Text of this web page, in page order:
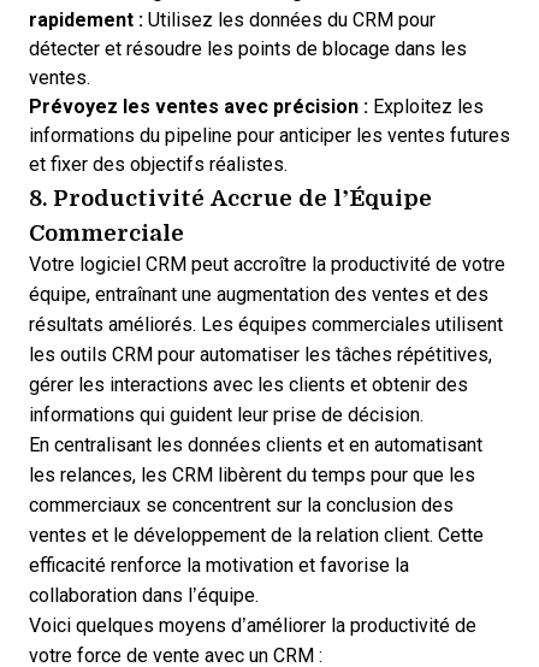
rapidement : Utilisez les données du CRM pour
détecter et résoudre les points de blocage dans les
ventes.
Prévoyez les ventes avec précision : Exploitez les
informations du pipeline pour anticiper les ventes futures
et fixer des objectifs réalistes.
8. Productivité Accrue de l’Équipe
Commerciale
Votre logiciel CRM peut accroître la productivité de votre
équipe, entraînant une augmentation des ventes et des
résultats améliorés. Les équipes commerciales utilisent
les outils CRM pour automatiser les tâches répétitives,
gérer les interactions avec les clients et obtenir des
informations qui guident leur prise de décision.
En centralisant les données clients et en automatisant
les relances, les CRM libèrent du temps pour que les
commerciaux se concentrent sur la conclusion des
ventes et le développement de la relation client. Cette
efficacité renforce la motivation et favorise la
collaboration dans l’équipe.
Voici quelques moyens d’améliorer la productivité de
votre force de vente avec un CRM :